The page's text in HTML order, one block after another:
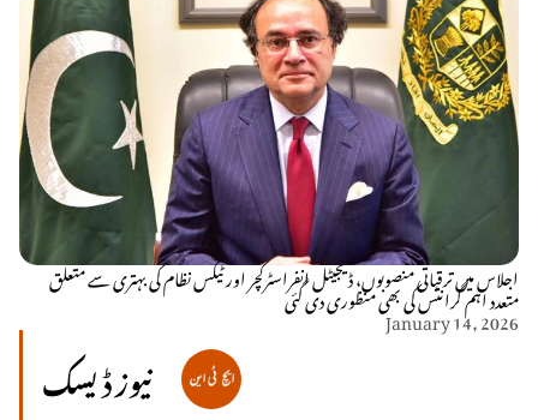
اجلاس میں ترقیاتی منصوبوں، ڈیجیٹل انفراسٹرکچر اور ٹیکس نظام کی بہتری سے متعلق
متعدد اہم گرانٹس کی بھی منظوری دی گئی
January 14, 2026
نیوز ڈیسک